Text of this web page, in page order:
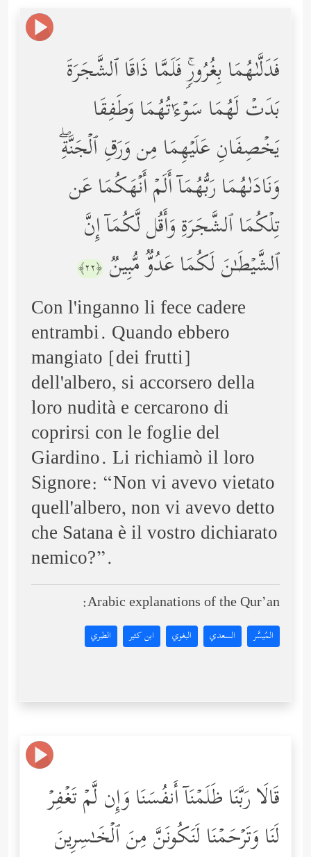
فَدَلَّىٰهُمَا بِغُرُورࣲۚ فَلَمَّا ذَاقَا ٱلشَّجَرَةَ
بَدَتۡ لَهُمَا سَوۡءَ ٰ⁠ تُهُمَا وَطَفِقَا
یَخۡصِفَانِ عَلَیۡهِمَا مِن وَرَقِ ٱلۡجَنَّةِۖ
وَنَادَىٰهُمَا رَبُّهُمَاۤ أَلَمۡ أَنۡهَكُمَا عَن
تِلۡكُمَا ٱلشَّجَرَةِ وَأَقُل لَّكُمَاۤ إِنَّ
ٱلشَّیۡطَـٰنَ لَكُمَا عَدُوࣱّ مُّبِینࣱ ﴿٢٢﴾
Con l'inganno li fece cadere
entrambi. Quando ebbero
mangiato [dei frutti]
dell'albero, si accorsero della
loro nudità e cercarono di
coprirsi con le foglie del
Giardino. Li richiamò il loro
Signore: “Non vi avevo vietato
quell'albero, non vi avevo detto
che Satana è il vostro dichiarato
nemico?”.
Arabic explanations of the Qur’an:
المُيسَّر السعدي البغوي ابن كثير الطبري
قَالَا رَبَّنَا ظَلَمۡنَاۤ أَنفُسَنَا وَإِن لَّمۡ تَغۡفِرۡ
لَنَا وَتَرۡحَمۡنَا لَنَكُونَنَّ مِنَ ٱلۡخَـٰسِرِینَ